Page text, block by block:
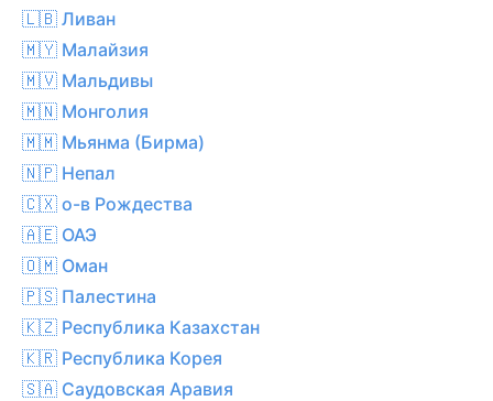
🇱🇧 Ливан
🇲🇾 Малайзия
🇲🇻 Мальдивы
🇲🇳 Монголия
🇲🇲 Мьянма (Бирма)
🇳🇵 Непал
🇨🇽 о-в Рождества
🇦🇪 ОАЭ
🇴🇲 Оман
🇵🇸 Палестина
🇰🇿 Республика Казахстан
🇰🇷 Республика Корея
🇸🇦 Саудовская Аравия